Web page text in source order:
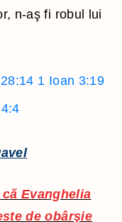
n-aş fi robul lui
1 Ioan 3:19
Evanghelia
de obârşie